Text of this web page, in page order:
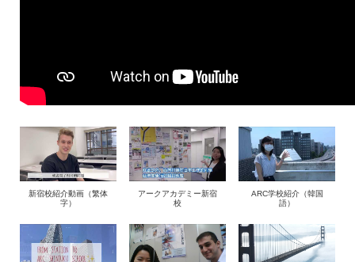
新宿校紹介動画（繁体
字）
アークアカデミー新宿
校
ARC学校紹介（韓国
語）